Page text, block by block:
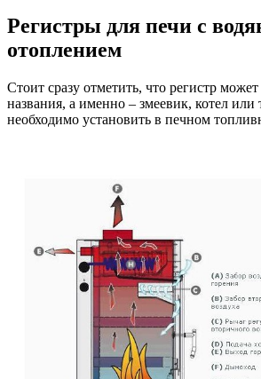
Регистры для печи с
отоплением
Стоит сразу отметить, что регистр
названия, а именно – змеевик, котел
необходимо установить в печном